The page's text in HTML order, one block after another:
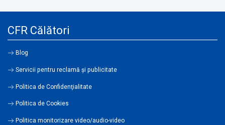
CFR Călători
Blog
Servicii pentru reclamă și publicitate
Politica de Confidenţialitate
Politica de Cookies
Politica monitorizare video/audio-video